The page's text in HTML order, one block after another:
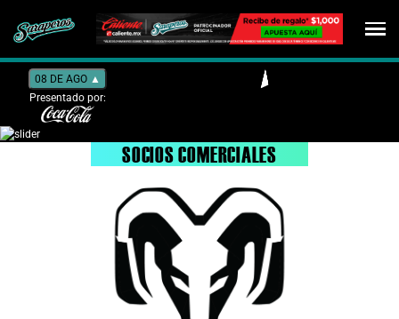
08 DE AGO ▲
Presentado por:
SOCIOS COMERCIALES